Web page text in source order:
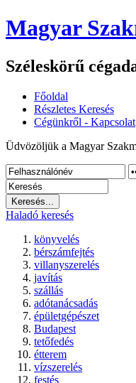
Magyar
Széleskörű
Főoldal
Részletes Keresés
Cégünkről - Kapcsolat
Üdvözöljük a Magyar
Haladó keresés
könyvelés
bérszámfejtés
villanyszerelés
javítás
szállás
adótanácsadás
épületgépészet
Budapest
tetőfedés
étterem
vízszerelés
festés